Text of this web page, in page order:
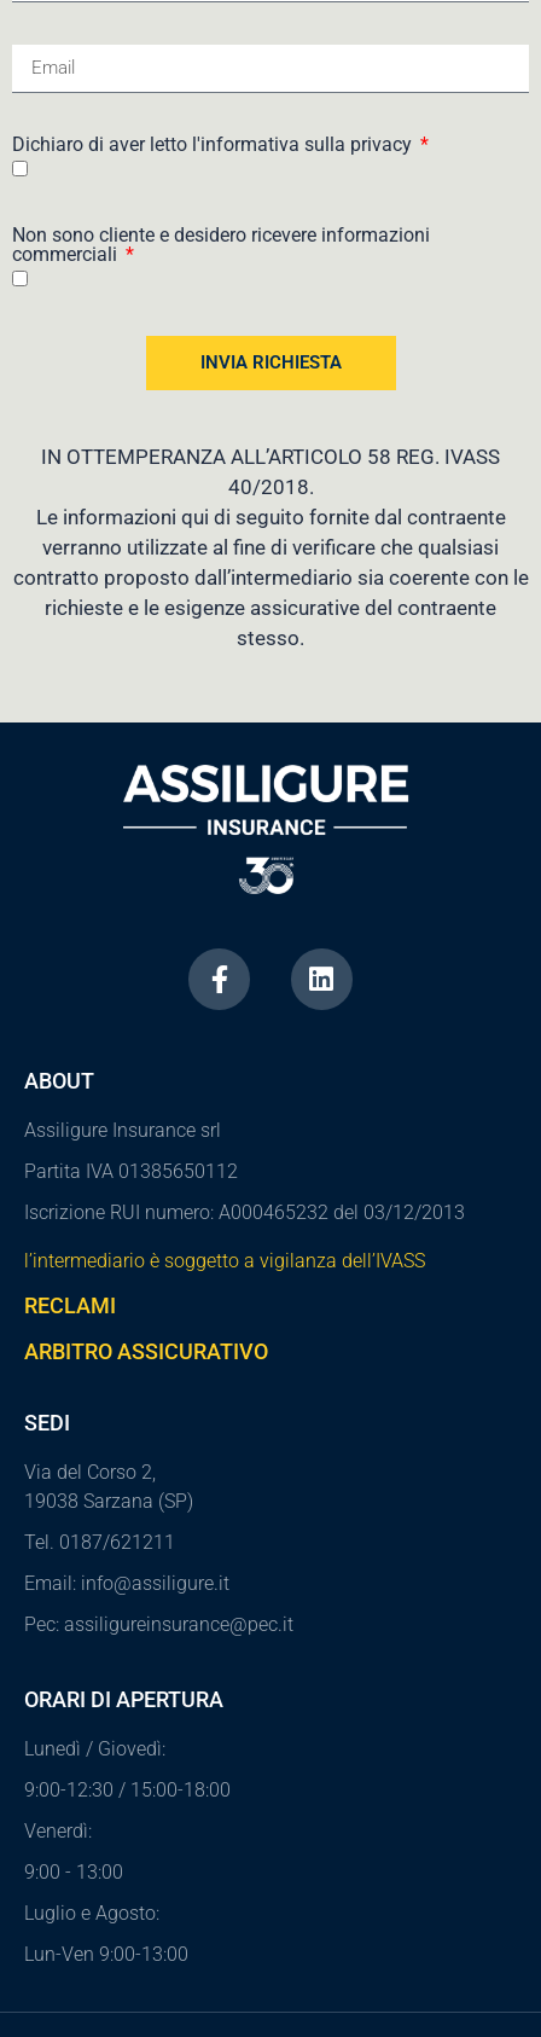
Dichiaro di aver letto l'informativa sulla privacy
Non sono cliente e desidero ricevere informazioni
commerciali
INVIA RICHIESTA
IN OTTEMPERANZA ALL’ARTICOLO 58 REG. IVASS
40/2018.
Le informazioni qui di seguito fornite dal contraente
verranno utilizzate al fine di verificare che qualsiasi
contratto proposto dall’intermediario sia coerente con le
richieste e le esigenze assicurative del contraente
stesso.
ABOUT
Assiligure Insurance srl
Partita IVA 01385650112
Iscrizione RUI numero: A000465232 del 03/12/2013
l’intermediario è soggetto a vigilanza dell’IVASS
RECLAMI
ARBITRO ASSICURATIVO
SEDI
Via del Corso 2,
19038 Sarzana (SP)
Tel. 0187/621211
Email: info@assiligure.it
Pec: assiligureinsurance@pec.it
ORARI DI APERTURA
Lunedì / Giovedì:
9:00-12:30 / 15:00-18:00
Venerdì:
9:00 - 13:00
Luglio e Agosto:
Lun-Ven 9:00-13:00